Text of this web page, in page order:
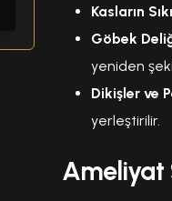
Kasların
Göbek
yeniden
Dikişler ve
yerleştirilir.
Ameliyat